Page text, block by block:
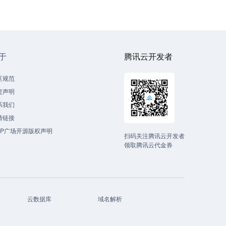
规范
声明
我们
链接
广场开源版权声明
腾讯云开发者
扫码关注腾讯云开发者
领取腾讯云代金券
云数据库 域名解析